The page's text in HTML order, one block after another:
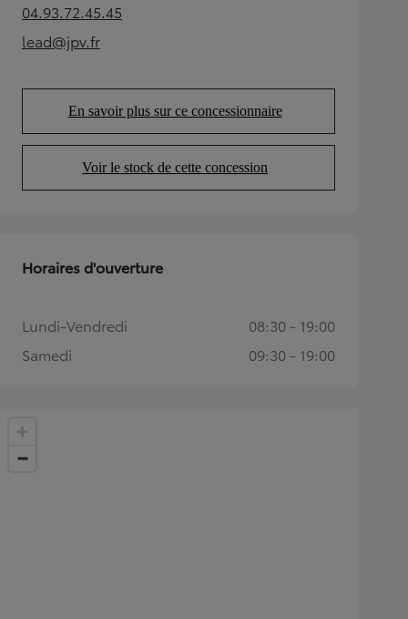
04.93.72.45.45(Opens in new tab)
lead@jpv.fr(Opens in new tab)
En savoir plus sur ce concessionnaire
(Opens in new tab)
Voir le stock de cette concession
(Opens in new tab)
Horaires d'ouverture
Lundi-Vendredi
08:30 - 19:00
Samedi
09:30 - 19:00